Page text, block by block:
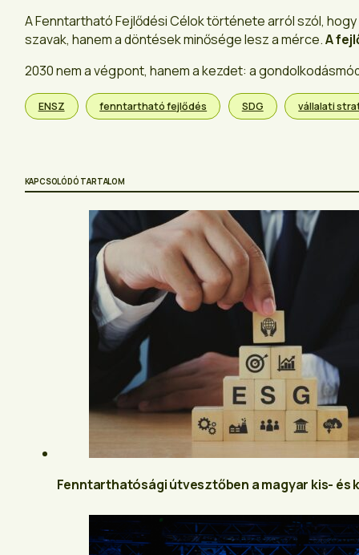
A Fenntartható Fejlődési Célok története arról szól,
szavak, hanem a döntések minősége lesz a mérce.A
2030 nem a végpont, hanem a kezdet: a
ENSZ fenntartható fejlődés SDG vállalati
KAPCSOLÓDÓ TARTALOM
Fenntarthatósági útvesztőben a magyar kis- és